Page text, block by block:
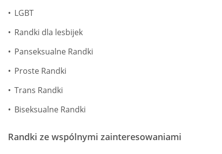
LGBT
Randki dla lesbijek
Panseksualne Randki
Proste Randki
Trans Randki
Biseksualne Randki
Randki ze wspólnymi zainteresowaniami